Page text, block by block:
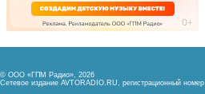
© ООО «ГПМ Радио», 2026
Сетевое издание AVTORADIO.RU, регистрационный номер